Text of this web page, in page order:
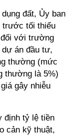
đất, Ủy ban
trước tối thiểu
đối với trường
án đầu tư,
thường (mức
thường là 5%)
gây nhiễu
định tỷ lệ tiền
cản kỹ thuật,